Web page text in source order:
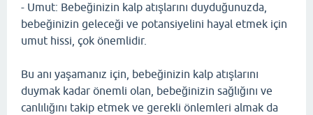
- Umut: Bebeğinizin kalp atışlarını duyduğunuzda,
bebeğinizin geleceği ve potansiyelini hayal etmek için
umut hissi, çok önemlidir.
Bu anı yaşamanız için, bebeğinizin kalp atışlarını
duymak kadar önemli olan, bebeğinizin sağlığını ve
canlılığını takip etmek ve gerekli önlemleri almak da